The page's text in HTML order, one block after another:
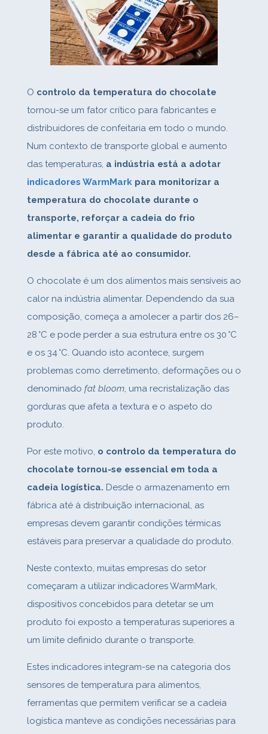
O controlo da temperatura do chocolate
tornou‑se um fator crítico para fabricantes e
distribuidores de confeitaria em todo o mundo.
Num contexto de transporte global e aumento
das temperaturas, a indústria está a adotar
indicadores WarmMarkpara monitorizar a
temperatura do chocolate durante o
transporte, reforçar a cadeia do frio
alimentar e garantir a qualidade do produto
desde a fábrica até ao consumidor.
O chocolate é um dos alimentos mais sensíveis ao
calor na indústria alimentar. Dependendo da sua
composição, começa a amolecer a partir dos 26–
28 °C e pode perder a sua estrutura entre os 30 °C
e os 34 °C. Quando isto acontece, surgem
problemas como derretimento, deformações ou o
denominado fat bloom, uma recristalização das
gorduras que afeta a textura e o aspeto do
produto.
Por este motivo, o controlo da temperatura do
chocolate tornou‑se essencial em toda a
cadeia logística. Desde o armazenamento em
fábrica até à distribuição internacional, as
empresas devem garantir condições térmicas
estáveis para preservar a qualidade do produto.
Neste contexto, muitas empresas do setor
começaram a utilizar indicadores WarmMark,
dispositivos concebidos para detetar se um
produto foi exposto a temperaturas superiores a
um limite definido durante o transporte.
Estes indicadores integram‑se na categoria dos
sensores de temperatura para alimentos,
ferramentas que permitem verificar se a cadeia
logística manteve as condições necessárias para